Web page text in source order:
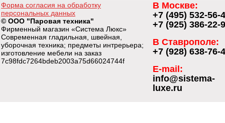
Форма согласия на обработку
персональных данных
© ООО "Паровая техника"
Фирменный магазин «Система Люкс»
Современная гладильная, швейная,
уборочная техника; предметы интрерьера;
изготовление мебели на заказ
7c98fdc7264bdeb2003a75d66024744f
В Москве:
+7 (495) 532-56-
+7 (925) 386-22-
В Ставрополе:
+7 (928) 638-76-
E-mail:
info@sistema-
luxe.ru